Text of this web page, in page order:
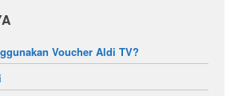
Voucher Aldi TV?